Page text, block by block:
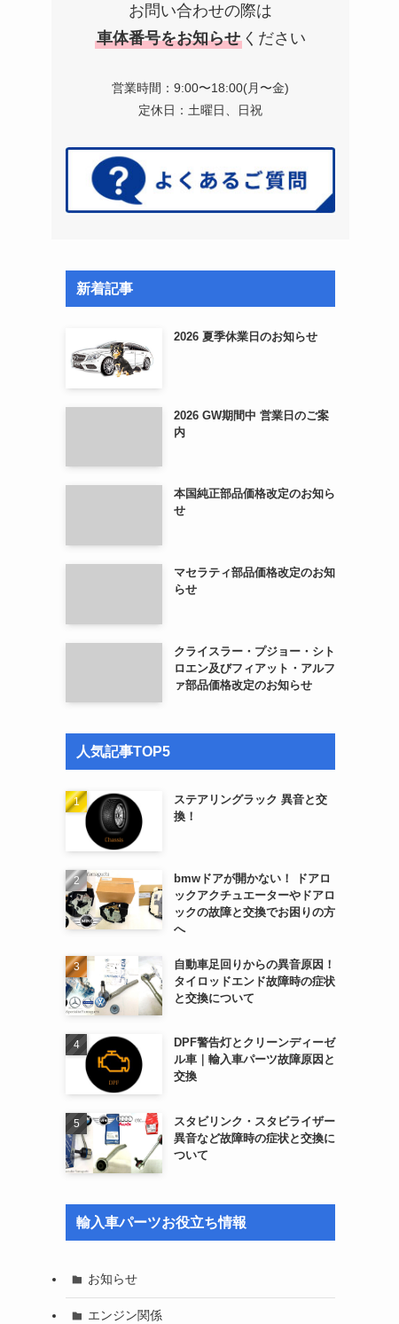
お問い合わせの際は
車体番号をお知らせ ください
営業時間：9:00〜18:00(月〜金)
定休日：土曜日、日祝
新着記事
2026 夏季休業日のお知らせ
2026 GW期間中 営業日のご案
内
本国純正部品価格改定のお知ら
せ
マセラティ部品価格改定のお知
らせ
クライスラー・プジョー・シト
ロエン及びフィアット・アルフ
ァ部品価格改定のお知らせ
人気記事TOP5
ステアリングラック 異音と交
換！
bmwドアが開かない！ ドアロ
ックアクチュエーターやドアロ
ックの故障と交換でお困りの方
へ
自動車足回りからの異音原因！
タイロッドエンド故障時の症状
と交換について
DPF警告灯とクリーンディーゼ
ル車｜輸入車パーツ故障原因と
交換
スタビリンク・スタビライザー
異音など故障時の症状と交換に
ついて
輸入車パーツお役立ち情報
お知らせ
エンジン関係